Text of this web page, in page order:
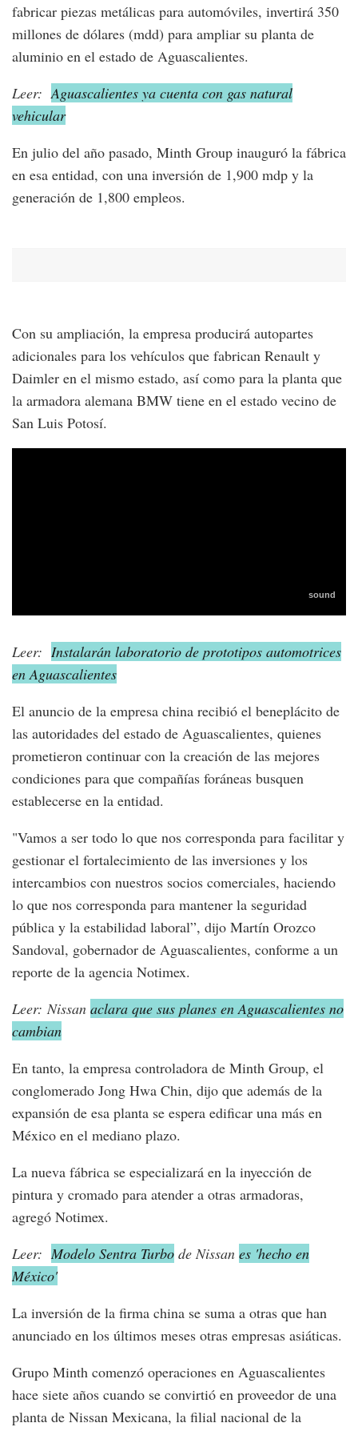
fabricar piezas metálicas para automóviles, invertirá 350
millones de dólares (mdd) para ampliar su planta de
aluminio en el estado de Aguascalientes.
Leer: Aguascalientes ya cuenta con gas natural
vehicular
En julio del año pasado, Minth Group inauguró la fábrica
en esa entidad, con una inversión de 1,900 mdp y la
generación de 1,800 empleos.
Con su ampliación, la empresa producirá autopartes
adicionales para los vehículos que fabrican Renault y
Daimler en el mismo estado, así como para la planta que
la armadora alemana BMW tiene en el estado vecino de
San Luis Potosí.
Leer: Instalarán laboratorio de prototipos automotrices
en Aguascalientes
El anuncio de la empresa china recibió el beneplácito de
las autoridades del estado de Aguascalientes, quienes
prometieron continuar con la creación de las mejores
condiciones para que compañías foráneas busquen
establecerse en la entidad.
"Vamos a ser todo lo que nos corresponda para facilitar y
gestionar el fortalecimiento de las inversiones y los
intercambios con nuestros socios comerciales, haciendo
lo que nos corresponda para mantener la seguridad
pública y la estabilidad laboral”, dijo Martín Orozco
Sandoval, gobernador de Aguascalientes, conforme a un
reporte de la agencia Notimex.
Leer: Nissan aclara que sus planes en Aguascalientes no
cambian
En tanto, la empresa controladora de Minth Group, el
conglomerado Jong Hwa Chin, dijo que además de la
expansión de esa planta se espera edificar una más en
México en el mediano plazo.
La nueva fábrica se especializará en la inyección de
pintura y cromado para atender a otras armadoras,
agregó Notimex.
Leer: Modelo Sentra Turbo de Nissan es 'hecho en
México'
La inversión de la firma china se suma a otras que han
anunciado en los últimos meses otras empresas asiáticas.
Grupo Minth comenzó operaciones en Aguascalientes
hace siete años cuando se convirtió en proveedor de una
planta de Nissan Mexicana, la filial nacional de la